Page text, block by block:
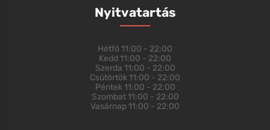
Nyitvatartás
Hétfő 11:00 - 22:00
Kedd 11:00 - 22:00
Szerda 11:00 - 22:00
Csütörtök 11:00 - 22:00
Péntek 11:00 - 22:00
Szombat 11:00 - 22:00
Vasárnap 11:00 - 22:00